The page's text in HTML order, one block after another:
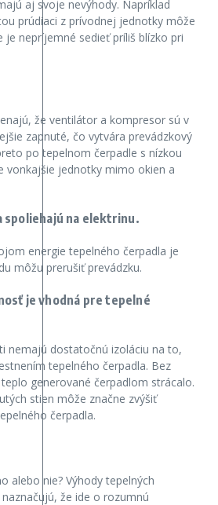
aj svoje nevýhody. Napríklad
prúdiaci z prívodnej jednotky môže
je nepríjemné sedieť príliš blízko pri
že ventilátor a kompresor sú v
zapnuté, čo vytvára prevádzkový
po tepelnom čerpadle s nízkou
vonkajšie jednotky mimo okien a
spoliehajú na elektrinu.
energie tepelného čerpadla je
môžu prerušiť prevádzku.
je vhodná pre tepelné
nemajú dostatočnú izoláciu na to,
tepelného čerpadla. Bez
generované čerpadlom strácalo.
stien môže značne zvýšiť
čerpadla.
alebo nie? Výhody tepelných
že ide o rozumnú